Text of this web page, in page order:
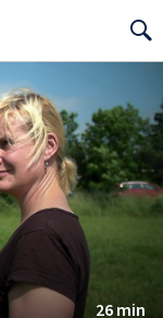
26 min